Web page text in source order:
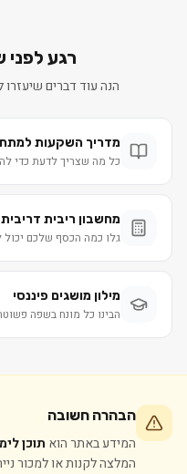
רגע לפני
הנה עוד דברים
מדריך השקעות
כל מה שצריך לדעת כדי
מחשבון ריבית דריבית
גלו כמה הכסף שלכם יכול
מילון מושגים פיננסי
הבינו כל מונח בשפה
הבהרה חשובה
המידע באתר הוא תוכן
המלצה לקנות או למכור